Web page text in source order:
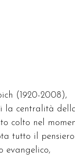
(1920-2008),
la centralità
colto nel
tutto il pensiero
evangelico,